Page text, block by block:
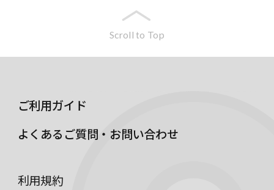
Scroll to Top
ご利用ガイド
よくあるご質問・お問い合わせ
利用規約